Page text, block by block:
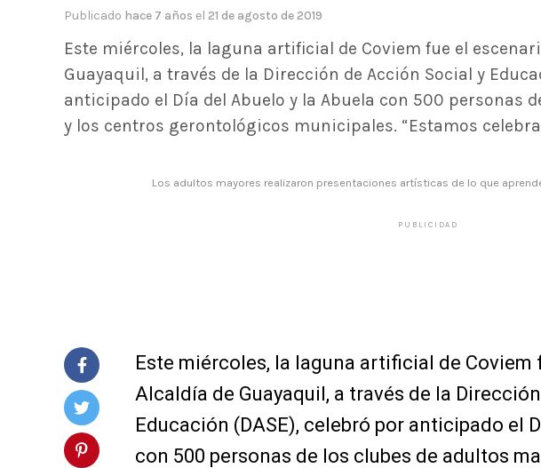
Publicado hace 7 años el 21 de agosto de 2019
Este miércoles, la laguna artificial de Coviem fue el
Guayaquil, a través de la Dirección de Acción Social y
anticipado el Día del Abuelo y la Abuela con 500 personas
y los centros gerontológicos municipales. “Estamos
Los adultos mayores realizaron presentaciones artísticas de lo que
PUBLICIDAD
Este miércoles, la laguna artificial de Coviem
Alcaldía de Guayaquil, a través de la
Educación (DASE), celebró por anticipado el
con 500 personas de los clubes de adultos